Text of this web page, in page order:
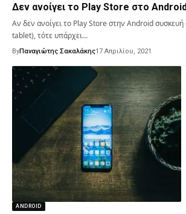
Δεν ανοίγει το Play Store στο
Αν δεν ανοίγει το Play Store στην Android
tablet), τότε υπάρχει…
ByΠαναγιώτης Σακαλάκης17 Απριλίου, 2021
ANDROID